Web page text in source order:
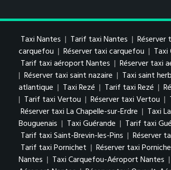
Taxi Nantes | Tarif taxi Nantes | Réserver
carquefou | Réserver taxi carquefou | Taxi
Tarif taxi aéroport Nantes | Réserver taxi
| Réserver taxi saint nazaire | Taxi saint
atlantique | Taxi Rezé | Tarif taxi Rezé |
| Tarif taxi Vertou | Réserver taxi Vertou |
Réserver taxi La Chapelle-sur-Erdre | Taxi
Bouguenais | Taxi Guérande | Tarif taxi
Tarif taxi Saint-Brevin-les-Pins | Réserver
Tarif taxi Pornichet | Réserver taxi
Nantes | Taxi Carquefou-Aéroport Nantes |